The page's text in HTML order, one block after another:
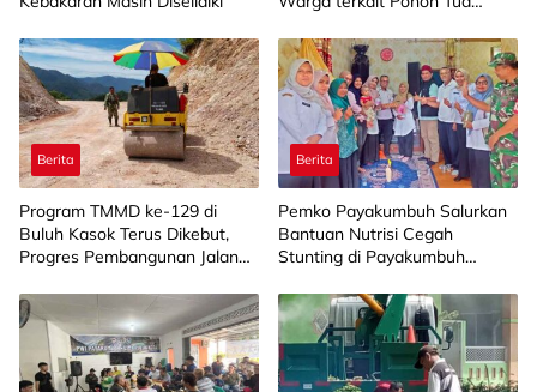
Berita
Program TMMD ke-129 di
Buluh Kasok Terus Dikebut,
Progres Pembangunan Jalan
Berita
Pemko Payakumbuh Salurkan
Bantuan Nutrisi Cegah
Stunting di Payakumbuh